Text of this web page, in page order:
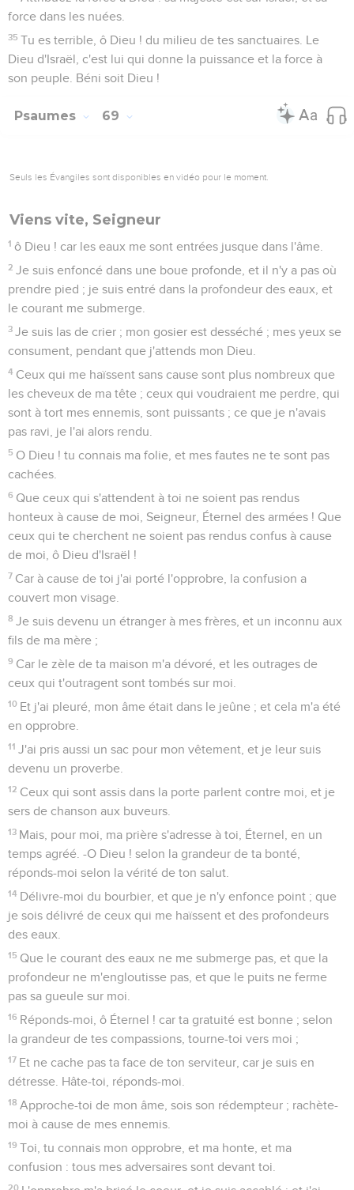
12 Ceux qui sont assis dans la porte parlent contre moi, et je
sers de chanson aux buveurs.
13 Mais, pour moi, ma prière s'adresse à toi, Éternel, en un
temps agréé. -O Dieu ! selon la grandeur de ta bonté,
14 Délivre-moi du bourbier, et que je n'y enfonce point ; que
15 Que le courant des eaux ne me submerge pas, et que la
pas sa gueule sur moi.
16 Réponds-moi, ô Éternel ! car ta gratuité est bonne ; selon
la grandeur de tes compassions, tourne-toi vers moi ;
Et ne cache pas ta face de ton serviteur, car je suis en
détresse. Hâte-toi, réponds-moi.
18
Approche-toi de mon âme, sois son rédempteur ; rachète-
moi à cause de mes ennemis.
19
Toi, tu connais mon opprobre, et ma honte, et ma
confusion : tous mes adversaires sont devant toi.
20 L'opprobre m'a brisé le coeur, et je suis accablé ; et j'ai
attendu que quelqu'un eût compassion de moi, mais il n'y a
eu personne,... et des consolateurs, mais je n'en ai pas
trouvé.
21
Ils ont mis du fiel dans ma nourriture, et, dans ma soif, ils
m'ont abreuvé de vinaigre.
22 Que leur table soit un piège devant eux, et que ce qui
tend à la prospérité leur soit un filet ;
23 Que leurs yeux soient obscurcis de sorte qu'ils ne voient
pas, et fais continuellement chanceler leurs reins.
24
Répands sur eux ton indignation, et que l'ardeur de ta
colère les atteigne.
25 Que leur demeure soit désolée, qu'il n'y ait personne qui
habite dans leurs tentes.
26 Car ils persécutent celui que toi tu as frappé, et parlent
pour la douleur de ceux que tu as blessés.
27
Mets iniquité sur leur iniquité, et qu'ils n'entrent pas en ta
justice ;
28 Qu'ils soient effacés du livre de vie, et qu'ils ne soient pas
inscrits avec les justes.
29 Mais pour moi, je suis affligé et dans la douleur : que ton
salut, ô Dieu, m'élève en un lieu de sûreté !
30 Je louerai le nom de Dieu dans un cantique, et je le
magnifierai par ma louange ;
31 Et cela plaira plus à l'Éternel qu'un taureau, un boeuf qui a
des cornes et l'ongle divisé.
Les débonnaires le verront, ils se réjouiront ; vous qui
cherchez Dieu, votre coeur vivra.
33
prisonniers.
meut en elles.
habitera, et on la possédera ;
aiment son nom y demeureront.